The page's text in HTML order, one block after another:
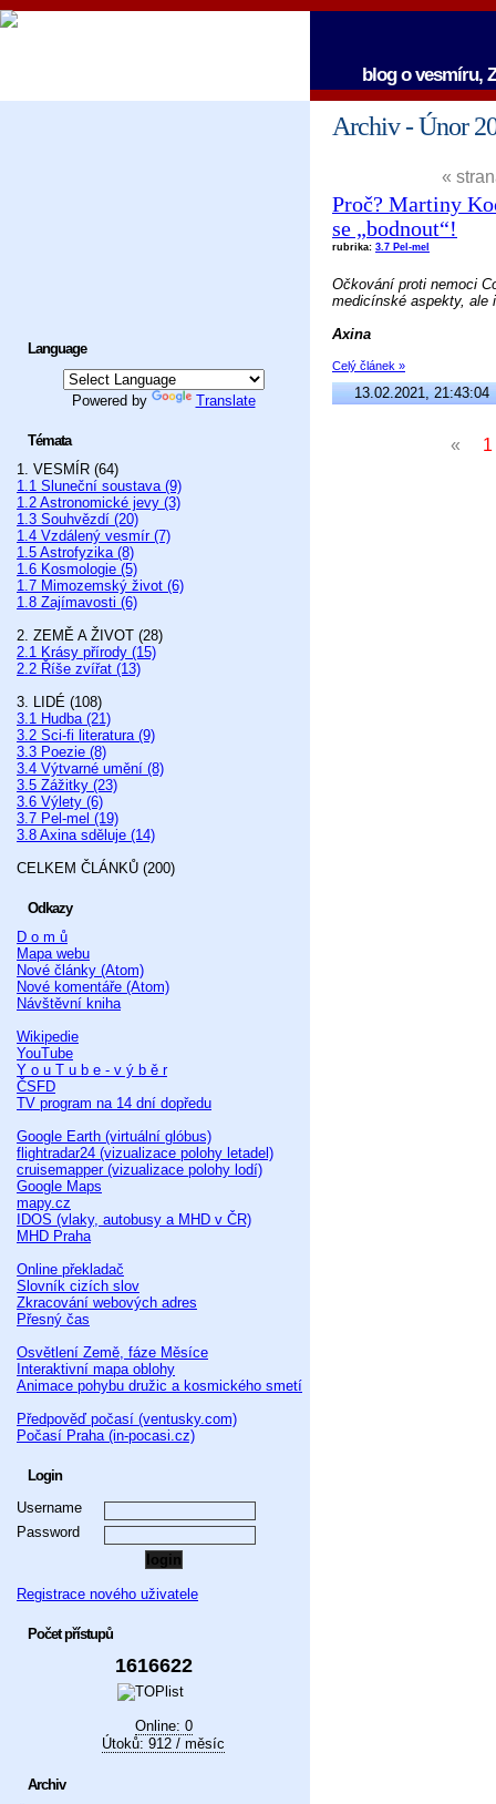
blog o vesmíru,
Archiv - Únor
«
Proč? Martiny
se „bodnout“!
rubrika: 3.7 Pel-mel
Očkování proti nemoci
medicínské aspekty, ale
Axina
Celý článek »
13.02.2021,
«
Language
Powered by Translate
Témata
1. VESMÍR (64)
1.1 Sluneční soustava (9)
1.2 Astronomické jevy (3)
1.3 Souhvězdí (20)
1.4 Vzdálený vesmír (7)
1.5 Astrofyzika (8)
1.6 Kosmologie (5)
1.7 Mimozemský život (6)
1.8 Zajímavosti (6)
2. ZEMĚ A ŽIVOT (28)
2.1 Krásy přírody (15)
2.2 Říše zvířat (13)
3. LIDÉ (108)
3.1 Hudba (21)
3.2 Sci-fi literatura (9)
3.3 Poezie (8)
3.4 Výtvarné umění (8)
3.5 Zážitky (23)
3.6 Výlety (6)
3.7 Pel-mel (19)
3.8 Axina sděluje (14)
CELKEM ČLÁNKŮ (200)
Odkazy
D o m ů
Mapa webu
Nové články (Atom)
Nové komentáře (Atom)
Návštěvní kniha
Wikipedie
YouTube
Y o u T u b e - v ý b ě r
ČSFD
TV program na 14 dní dopředu
Google Earth (virtuální glóbus)
flightradar24 (vizualizace polohy letadel)
cruisemapper (vizualizace polohy lodí)
Google Maps
mapy.cz
IDOS (vlaky, autobusy a MHD v ČR)
MHD Praha
Online překladač
Slovník cizích slov
Zkracování webových adres
Přesný čas
Osvětlení Země, fáze Měsíce
Interaktivní mapa oblohy
Animace pohybu družic a kosmického smetí
Předpověď počasí (ventusky.com)
Počasí Praha (in-pocasi.cz)
Login
Username
Password
Registrace nového uživatele
Počet přístupů
1616622
Online: 0
Útoků: 912 / měsíc
Archiv